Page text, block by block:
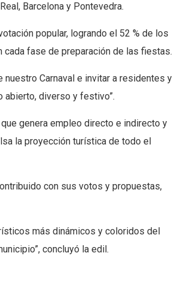
Barcelona y Pontevedra.
popular, logrando el 52 % de los
cada fase de preparación de las fiestas.
nuestro Carnaval e invitar a residentes y
abierto, diverso y festivo”.
genera empleo directo e indirecto y
la proyección turística de todo el
con sus votos y propuestas,
más dinámicos y coloridos del
concluyó la edil.